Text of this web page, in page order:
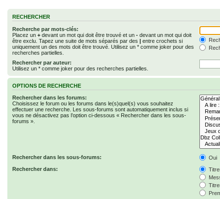
RECHERCHER
Recherche par mots-clés:
Placez un + devant un mot qui doit être trouvé et un - devant un mot qui doit
être exclu. Tapez une suite de mots séparés par des | entre crochets si
uniquement un des mots doit être trouvé. Utilisez un * comme joker pour des
recherches partielles.
Rechercher par auteur:
Utilisez un * comme joker pour des recherches partielles.
OPTIONS DE RECHERCHE
Rechercher dans les forums:
Choisissez le forum ou les forums dans le(s)quel(s) vous souhaitez
effectuer une recherche. Les sous-forums sont automatiquement inclus si
vous ne désactivez pas l’option ci-dessous « Rechercher dans les sous-
forums ».
Rechercher dans les sous-forums:
Oui
Rechercher dans: